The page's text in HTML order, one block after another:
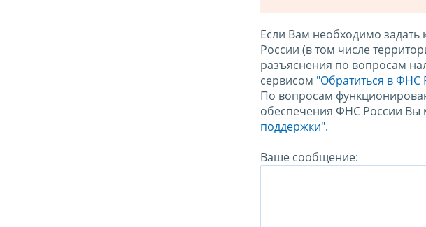
Если Вам необходимо
России (в том числе
разъяснения по вопросам
сервисом "Обратиться в ФНС
По вопросам
обеспечения ФНС России Вы
поддержки".
Ваше сообщение: